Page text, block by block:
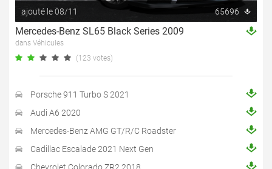
ajouté le 08/11 65696
Mercedes-Benz SL65 Black Series 2009
dans Véhicules
(123 votes)
Porsche 911 Turbo S 2021
Audi A6 2020
Mercedes-Benz AMG GT/R/C Roadster
Cadillac Escalade 2021 Next Gen